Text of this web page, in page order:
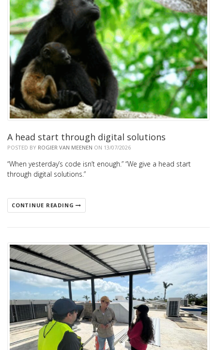
A head start through digital solutions
POSTED BY ROGIER VAN MEENEN ON 13/07/2026
“When yesterday’s code isn’t enough.” “We give a head start
through digital solutions.”
CONTINUE READING